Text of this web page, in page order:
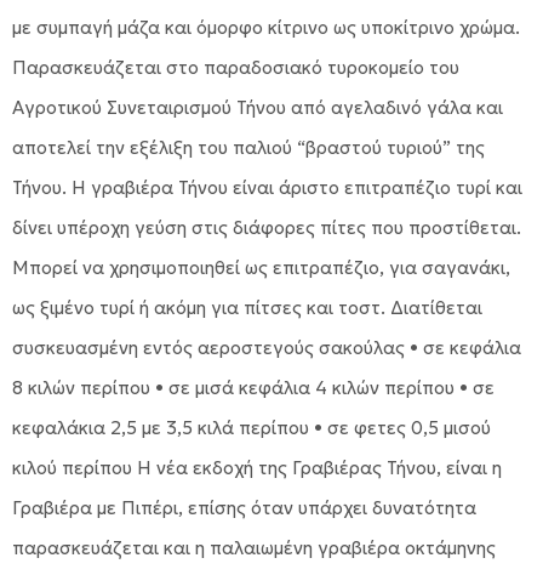
με συμπαγή μάζα και όμορφο κίτρινο ως υποκίτρινο χρώμα.
Παρασκευάζεται στο παραδοσιακό τυροκομείο του
Αγροτικού Συνεταιρισμού Τήνου από αγελαδινό γάλα και
αποτελεί την εξέλιξη του παλιού “βραστού τυριού” της
Τήνου. Η γραβιέρα Τήνου είναι άριστο επιτραπέζιο τυρί και
δίνει υπέροχη γεύση στις διάφορες πίτες που προστίθεται.
Μπορεί να χρησιμοποιηθεί ως επιτραπέζιο, για σαγανάκι,
ως ξιμένο τυρί ή ακόμη για πίτσες και τοστ. Διατίθεται
συσκευασμένη εντός αεροστεγούς σακούλας • σε κεφάλια
8 κιλών περίπου • σε μισά κεφάλια 4 κιλών περίπου • σε
κεφαλάκια 2,5 με 3,5 κιλά περίπου • σε φετες 0,5 μισού
κιλού περίπου Η νέα εκδοχή της Γραβιέρας Τήνου, είναι η
Γραβιέρα με Πιπέρι, επίσης όταν υπάρχει δυνατότητα
παρασκευάζεται και η παλαιωμένη γραβιέρα οκτάμηνης